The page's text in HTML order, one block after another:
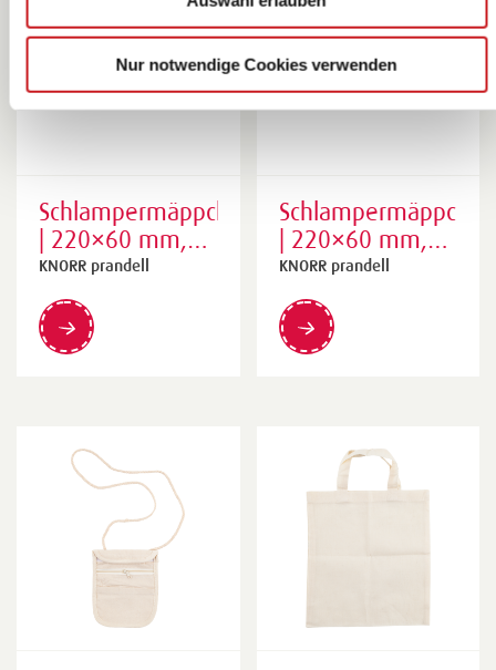
Nur notwendige Cookies verwenden
Schlampermäppchen
| 220×60 mm,
natur
KNORR prandell
Schlampermäppchen
| 220×60 mm,
natur
KNORR prandell